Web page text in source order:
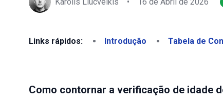
Links rápidos: Introdução Tabela de
Como contornar a verificação de idade